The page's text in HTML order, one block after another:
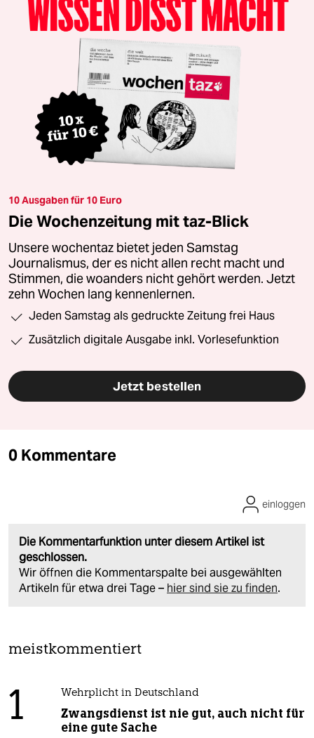
10 Ausgaben für 10 Euro
Die Wochenzeitung mit taz-Blick
Unsere wochentaz bietet jeden Samstag
Journalismus, der es nicht allen recht macht und
Stimmen, die woanders nicht gehört werden. Jetzt
zehn Wochen lang kennenlernen.
Jeden Samstag als gedruckte Zeitung frei Haus
Zusätzlich digitale Ausgabe inkl. Vorlesefunktion
Jetzt bestellen
0 Kommentare
Die Kommentarfunktion unter diesem Artikel ist
geschlossen.
Wir öffnen die Kommentarspalte bei ausgewählten
Artikeln für etwa drei Tage – hier sind sie zu finden.
einloggen
meistkommentiert
1 Wehrplicht in Deutschland
Zwangsdienst ist nie gut, auch nicht für
eine gute Sache